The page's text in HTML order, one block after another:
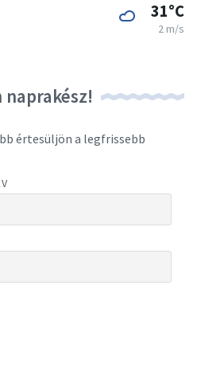
31°C
2 m/s
naprakész!
értesüljön a legfrissebb